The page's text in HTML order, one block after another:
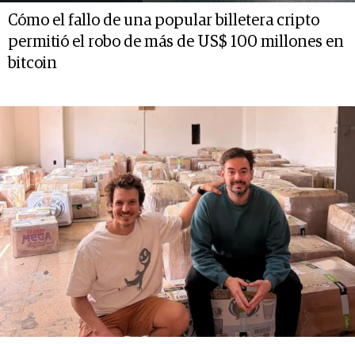
Cómo el fallo de una popular billetera cripto
permitió el robo de más de US$ 100 millones en
bitcoin